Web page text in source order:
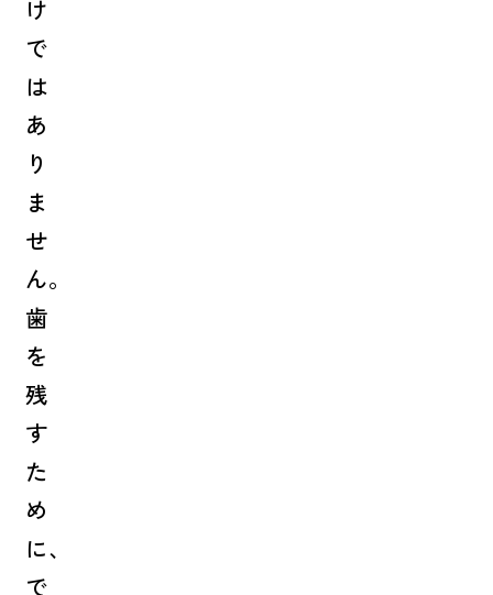
け
で
は
あ
り
ま
せ
ん。
歯
を
残
す
た
め
に、
で